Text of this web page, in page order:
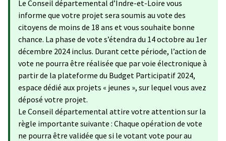
Le Conseil départemental d’Indre-et-Loire vous
informe que votre projet sera soumis au vote des
citoyens de moins de 18 ans et vous souhaite bonne
chance. La phase de vote s’étendra du 14 octobre au 1er
décembre 2024 inclus. Durant cette période, l’action de
vote ne pourra être réalisée que par voie électronique à
partir de la plateforme du Budget Participatif 2024,
espace dédié aux projets « jeunes », sur lequel vous avez
déposé votre projet.
Le Conseil départemental attire votre attention sur la
règle importante suivante : Chaque opération de vote
ne pourra être validée que si le votant vote pour au